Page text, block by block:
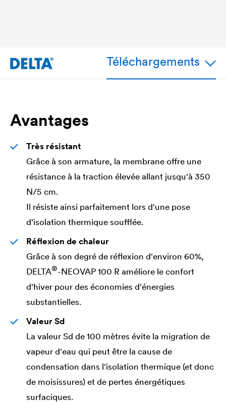
Téléchargements
Avantages
Très résistant
Grâce à son armature, la membrane offre une
résistance à la traction élevée allant jusqu'à 350
N/5 cm.
Il résiste ainsi parfaitement lors d'une pose
d'isolation thermique soufflée.
Réflexion de chaleur
Grâce à son degré de réflexion d'environ 60%,
DELTA®-NEOVAP 100 R améliore le confort
d'hiver pour des économies d'énergies
substantielles.
Valeur Sd
La valeur Sd de 100 mètres évite la migration de
vapeur d'eau qui peut être la cause de
condensation dans l'isolation thermique (et donc
de moisissures) et de pertes énergétiques
surfaciques.